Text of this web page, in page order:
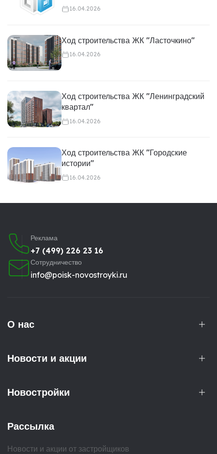
16.04.2026
Ход строительства ЖК "Ласточкино"
16.04.2026
Ход строительства ЖК "Ленинградский
квартал"
16.04.2026
Ход строительства ЖК "Городские
истории"
16.04.2026
Реклама
+7 (499) 226 23 16
Сотрудничество
info@poisk-novostroyki.ru
О нас
Новости и акции
Новостройки
Рассылка
Новости и акции от застройщиков